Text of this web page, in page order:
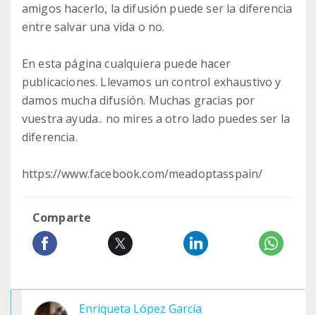
amigos hacerlo, la difusión puede ser la diferencia
entre salvar una vida o no.
En esta página cualquiera puede hacer
publicaciones. Llevamos un control exhaustivo y
damos mucha difusión. Muchas gracias por
vuestra ayuda.. no mires a otro lado puedes ser la
diferencia.
https://www.facebook.com/meadoptasspain/
Comparte
Enriqueta López García